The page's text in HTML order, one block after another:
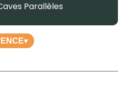
Parallèles
▾